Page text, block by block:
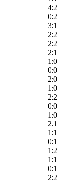
4:2
0:2
3:1
2:2
2:2
2:1
1:0
0:0
2:0
1:0
2:2
0:0
1:0
2:1
1:1
0:1
1:2
1:1
0:1
2:2